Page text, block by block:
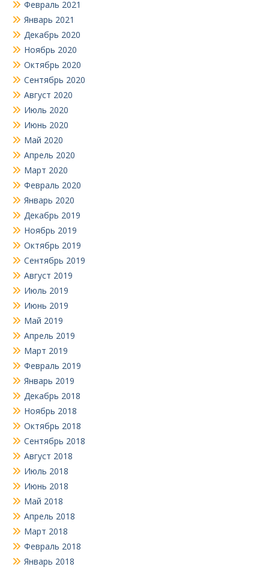
Февраль 2021
Январь 2021
Декабрь 2020
Ноябрь 2020
Октябрь 2020
Сентябрь 2020
Август 2020
Июль 2020
Июнь 2020
Май 2020
Апрель 2020
Март 2020
Февраль 2020
Январь 2020
Декабрь 2019
Ноябрь 2019
Октябрь 2019
Сентябрь 2019
Август 2019
Июль 2019
Июнь 2019
Май 2019
Апрель 2019
Март 2019
Февраль 2019
Январь 2019
Декабрь 2018
Ноябрь 2018
Октябрь 2018
Сентябрь 2018
Август 2018
Июль 2018
Июнь 2018
Май 2018
Апрель 2018
Март 2018
Февраль 2018
Январь 2018